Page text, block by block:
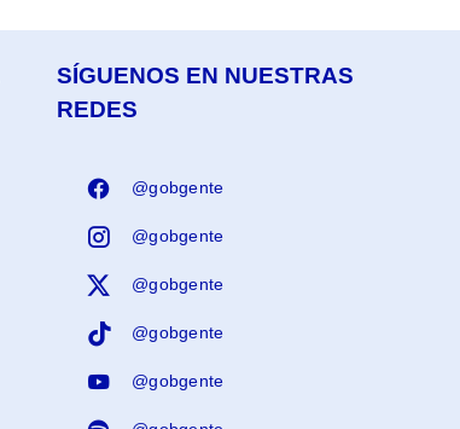
SÍGUENOS EN NUESTRAS
REDES
@gobgente
@gobgente
@gobgente
@gobgente
@gobgente